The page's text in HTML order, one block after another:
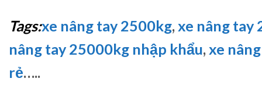
Tags:xe nâng tay 2500kg, xe nâng tay
nâng tay 25000kg nhập khẩu, xe
rẻ…..